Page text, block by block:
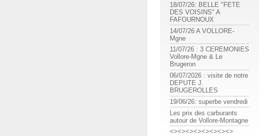
18/07/26: BELLE "FETE
DES VOISINS" A
FAFOURNOUX
14/07/26 A VOLLORE-
Mgne
11/07/26 : 3 CEREMONIES
Vollore-Mgne & Le
Brugeron
06/07/2026 : visite de notre
DEPUTE J.
BRUGEROLLES
19/06/26: superbe vendredi
Les prix des carburants
autour de Vollore-Montagne
<><><><><><><><>